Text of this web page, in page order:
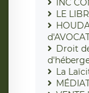
LE
Droit
La